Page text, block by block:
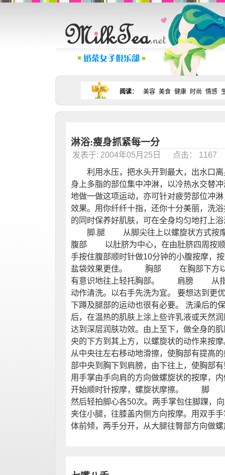
阅读： 美容 美食 健康 时尚 情感
淋浴:瘦身抓紧每一分
发表于: 2004年05月25日 点击： 1167
利用水压，把水头开到最大，出水口离
身上多脂的部位集中冲淋，以冷热水交替
地做一做这项运动，亦可针对疲劳部位冲
效果。用你纤纤十指，还你十分美丽，洗
的同时保养好肌肤，可在全身均匀地打上
脚.腿 从脚尖往上以螺旋状方式按
腹部 以肚脐为中心，在由肚脐四周按顺
手按住腹部顺时针做10分钟的小腹按摩，
盐袋效果更佳。 胸部 在胸部下方以
有意识地往上轻托胸部。 肩膀 从指
动作清洗。以右手先洗为宜。 要想达到更
下蹲及腿部的运动也很有必要。 洗澡后的
后，在温热的肌肤上涂上些许乳液或天然
达到深层润肤功效。由上至下，做全
央的下方到其上方，以螺旋状的动作来按
从中央往左右移动地滑擦，使胸部有提高
部中央到胸下到肩膀，由下往上，使
用手掌由手向肩的方向做螺旋状的按
开始顺时针按摩，螺旋状摩擦。 脚
然后轻拍脚心各50次。两手掌包住脚
夹住小腿，往膝盖内侧方向按摩。用双手
体前倾，两手分开，从大腿往臀部方向做